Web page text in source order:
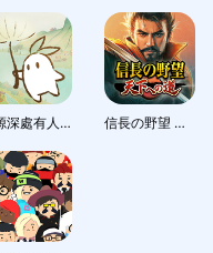
桃源深處有人家 - 1.5周年慶 信長の野望 天下への道